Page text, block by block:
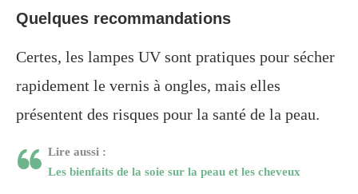
Quelques recommandations
Certes, les lampes UV sont pratiques pour sécher
rapidement le vernis à ongles, mais elles
présentent des risques pour la santé de la peau.
Lire aussi :
Les bienfaits de la soie sur la peau et les cheveux